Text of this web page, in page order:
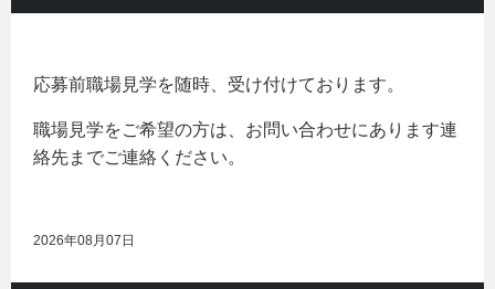
応募前職場見学を随時、受け付けております。
職場見学をご希望の方は、お問い合わせにあります連
絡先までご連絡ください。
2026年08月07日